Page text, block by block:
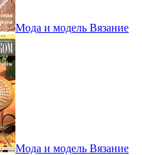
Мода и модель Вязание
Мода и модель Вязание